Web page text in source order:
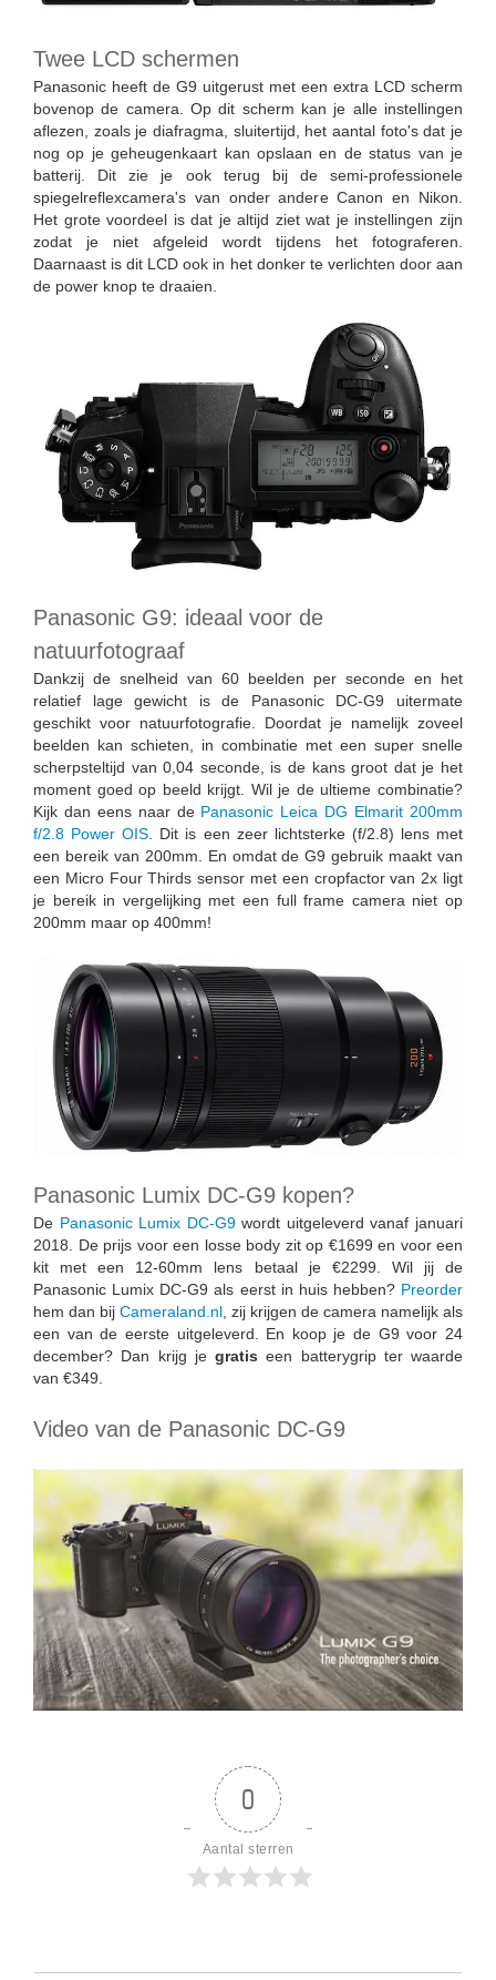
Twee LCD schermen
Panasonic heeft de G9 uitgerust met een extra LCD scherm
bovenop de camera. Op dit scherm kan je alle instellingen
aflezen, zoals je diafragma, sluitertijd, het aantal foto's dat je
nog op je geheugenkaart kan opslaan en de status van je
batterij. Dit zie je ook terug bij de semi-professionele
spiegelreflexcamera's van onder andere Canon en Nikon.
Het grote voordeel is dat je altijd ziet wat je instellingen zijn
zodat je niet afgeleid wordt tijdens het fotograferen.
Daarnaast is dit LCD ook in het donker te verlichten door aan
de power knop te draaien.
Panasonic G9: ideaal voor de
natuurfotograaf
Dankzij de snelheid van 60 beelden per seconde en het
relatief lage gewicht is de Panasonic DC-G9 uitermate
geschikt voor natuurfotografie. Doordat je namelijk zoveel
beelden kan schieten, in combinatie met een super snelle
scherpsteltijd van 0,04 seconde, is de kans groot dat je het
moment goed op beeld krijgt. Wil je de ultieme combinatie?
Kijk dan eens naar de Panasonic Leica DG Elmarit 200mm
f/2.8 Power OIS. Dit is een zeer lichtsterke (f/2.8) lens met
een bereik van 200mm. En omdat de G9 gebruik maakt van
een Micro Four Thirds sensor met een cropfactor van 2x ligt
je bereik in vergelijking met een full frame camera niet op
200mm maar op 400mm!
Panasonic Lumix DC-G9 kopen?
De Panasonic Lumix DC-G9wordt uitgeleverd vanaf januari
2018. De prijs voor een losse body zit op €1699 en voor een
kit met een 12-60mm lens betaal je €2299. Wil jij de
Panasonic Lumix DC-G9 als eerst in huis hebben? Preorder
hem dan bij Cameraland.nl , zij krijgen de camera namelijk als
een van de eerste uitgeleverd. En koop je de G9 voor 24
december? Dan krijg je gratis een batterygrip ter waarde
van €349.
Video van de Panasonic DC-G9
0
Aantal sterren